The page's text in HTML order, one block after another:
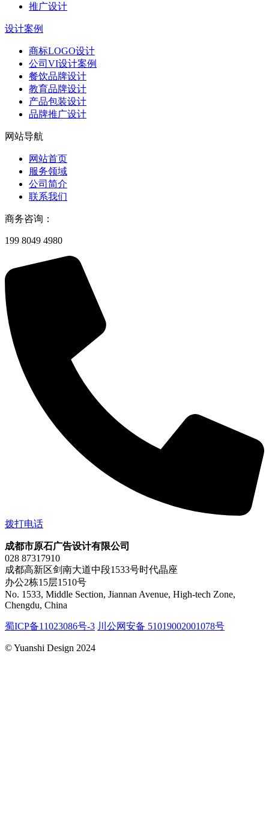
推广设计
设计案例
商标LOGO设计
公司VI设计案例
餐饮品牌设计
教育品牌设计
产品包装设计
品牌推广设计
网站导航
网站首页
服务领域
公司简介
联系我们
商务咨询：
199 8049 4980
拨打电话
成都市原石广告设计有限公司
028 87317910
成都高新区剑南大道中段1533号时代晶座
办公2栋15层1510号
No. 1533, Middle Section, Jiannan Avenue, High-tech Zone,
Chengdu, China
蜀ICP备11023086号-3 川公网安备 51019002001078号
© Yuanshi Design 2024